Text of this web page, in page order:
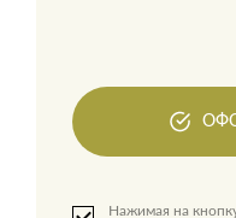
Нажимая на